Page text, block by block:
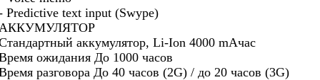
Predictive text input (Swype)
аккумулятор, Li-Ion 4000 mAчас
ожидания До 1000 часов
разговора До 40 часов (2G) / до 20 часов (3G)